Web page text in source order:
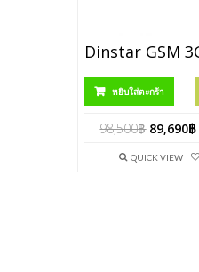
หยิบใส่ตะกร้า
98,500฿ 89,690฿
QUICK VIEW